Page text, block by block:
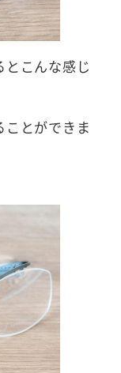
こんな感じ
ことができま